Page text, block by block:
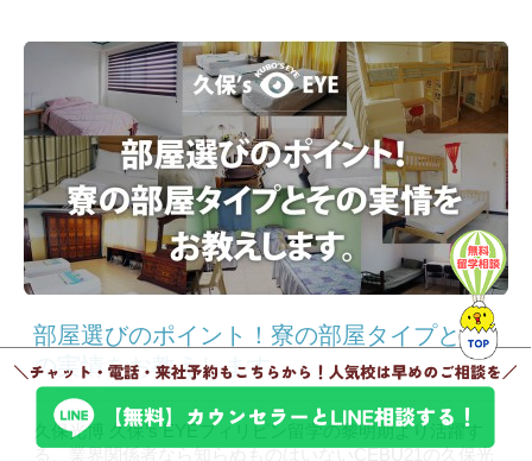
バリ仕事をしていた24歳の時、オーストラリアで1年間海
外生活を実現させました。そんな私が経験したワーホリの
良かった...
部屋選びのポイント！寮の部屋タイプとそ
の実情をお教えします。
久保光博 久保’s EYEフィリピン留学の黎明期より活躍す
る、業界関係者なら知らぬものはいないCEBU21の久保光